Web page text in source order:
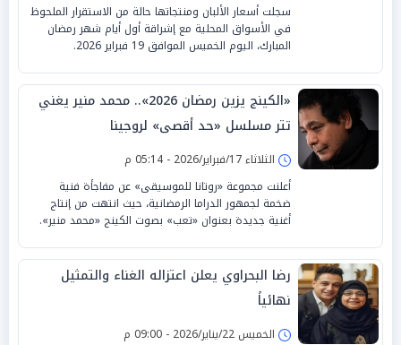
سجلت أسعار الألبان ومنتجاتها حالة من الاستقرار الملحوظ
في الأسواق المحلية مع إشراقة أول أيام شهر رمضان
المبارك، اليوم الخميس الموافق 19 فبراير 2026.
«الكينج يزين رمضان 2026».. محمد منير يغني
تتر مسلسل «حد أقصى» لروجينا
الثلاثاء 17/فبراير/2026 - 05:14 م
أعلنت مجموعة «روتانا للموسيقى» عن مفاجأة فنية
ضخمة لجمهور الدراما الرمضانية، حيث انتهت من إنتاج
أغنية جديدة بعنوان «تعب» بصوت الكينج «محمد منير».
رضا البحراوي يعلن اعتزاله الغناء والتمثيل
نهائياً
الخميس 22/يناير/2026 - 09:00 م